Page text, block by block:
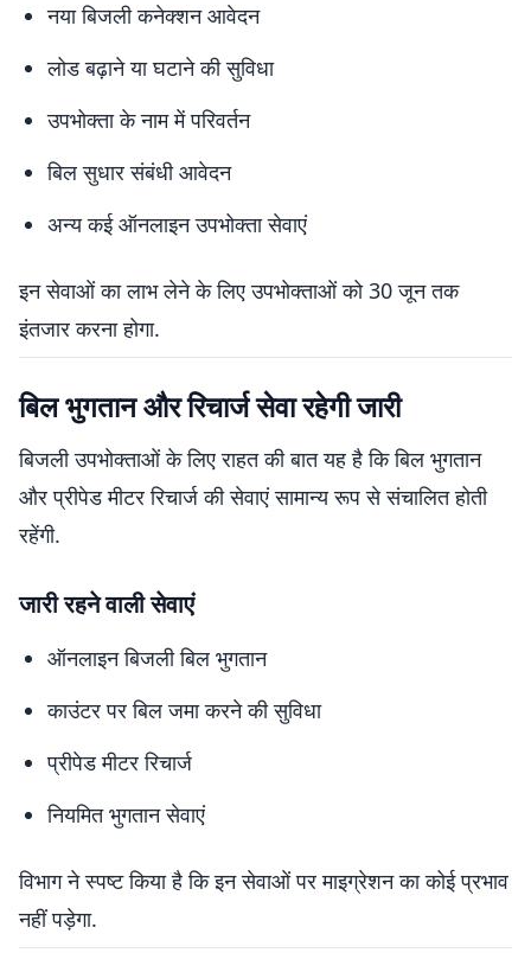
नया बिजली कनेक्शन आवेदन
लोड बढ़ाने या घटाने की सुविधा
उपभोक्ता के नाम में परिवर्तन
बिल सुधार संबंधी आवेदन
अन्य कई ऑनलाइन उपभोक्ता सेवाएं
इन सेवाओं का लाभ लेने के लिए उपभोक्ताओं को 30 जून तक
इंतजार करना होगा.
बिल भुगतान और रिचार्ज सेवा रहेगी जारी
बिजली उपभोक्ताओं के लिए राहत की बात यह है कि बिल भुगतान
और प्रीपेड मीटर रिचार्ज की सेवाएं सामान्य रूप से संचालित होती
रहेंगी.
जारी रहने वाली सेवाएं
ऑनलाइन बिजली बिल भुगतान
काउंटर पर बिल जमा करने की सुविधा
प्रीपेड मीटर रिचार्ज
नियमित भुगतान सेवाएं
विभाग ने स्पष्ट किया है कि इन सेवाओं पर माइग्रेशन का कोई प्रभाव
नहीं पड़ेगा.